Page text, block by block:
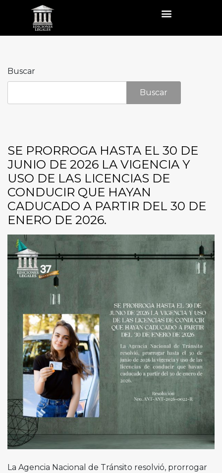
Buscar
Buscar
SE PRORROGA HASTA EL 30 DE
JUNIO DE 2026 LA VIGENCIA Y
USO DE LAS LICENCIAS DE
CONDUCIR QUE HAYAN
CADUCADO A PARTIR DEL 30 DE
ENERO DE 2026.
La Agencia Nacional de Tránsito resolvió, prorrogar